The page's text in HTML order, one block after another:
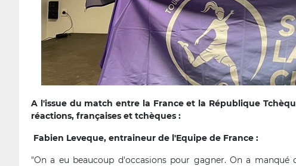
A l'issue du match entre la France et la République
réactions, françaises et tchèques :
Fabien Leveque, entraineur de l'Equipe de France :
"On a eu beaucoup d'occasions pour gagner. On a